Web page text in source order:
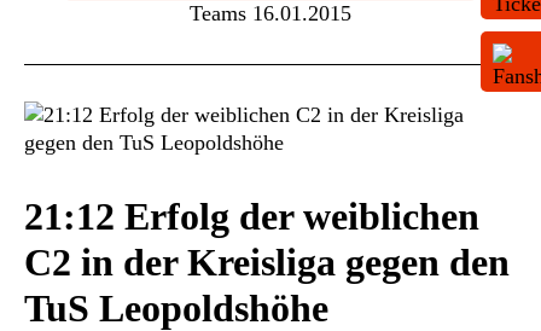
Teams 16.01.2015
21:12 Erfolg der weiblichen
C2 in der Kreisliga gegen den
TuS Leopoldshöhe